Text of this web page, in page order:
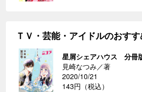
ＴＶ・芸能・アイドルのおす
星屑シェアハウス 分冊
見崎なつみ／著
2020/10/21
143円（税込）